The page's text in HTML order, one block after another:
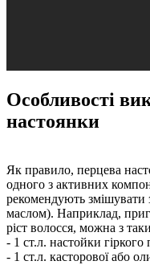
Особливості
настоянки
Як правило, перцева
одного з активних
рекомендують
маслом). Наприклад,
ріст волосся, можна з
- 1 ст.л. настойки гіркого
- 1 ст.л. касторової або